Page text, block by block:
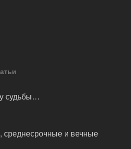
у судьбы…
среднесрочные и вечные